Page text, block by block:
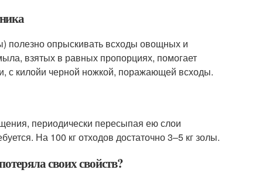
полезно опрыскивать всходы овощных и
взятых в равных пропорциях, помогает
с килойи черной ножкой, поражающей всходы.
периодически пересыпая ею слои
На 100 кг отходов достаточно 3–5 кг золы.
своих свойств?